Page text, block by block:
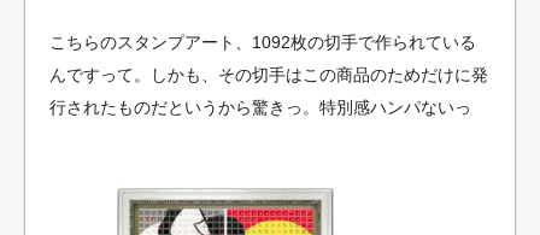
こちらのスタンプアート、1092枚の切手で作られている
んですって。しかも、その切手はこの商品のためだけに発
行されたものだというから驚きっ。特別感ハンパないっ